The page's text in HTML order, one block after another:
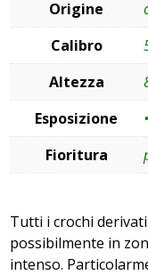
Origine
Calibro
Altezza
Esposizione
Fioritura
Tutti i crochi
possibilmente in
intenso.